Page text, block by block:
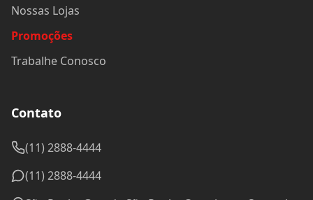
Nossas Lojas
Promoções
Trabalhe Conosco
Contato
(11) 2888-4444
(11) 2888-4444